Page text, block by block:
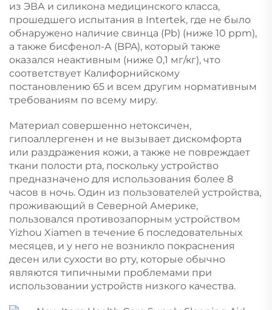
из ЭВА и силикона медицинского класса,
прошедшего испытания в Intertek, где не было
обнаружено наличие свинца (Pb) (ниже 10 ppm),
а также бисфенол-А (BPA), который также
оказался неактивным (ниже 0,1 мг/кг), что
соответствует Калифорнийскому
постановлению 65 и всем другим нормативным
требованиям по всему миру.
Материал совершенно нетоксичен,
гипоаллергенен и не вызывает дискомфорта
или раздражения кожи, а также не повреждает
ткани полости рта, поскольку устройство
предназначено для использования более 8
часов в ночь. Один из пользователей устройства,
проживающий в Северной Америке,
пользовался противозапорным устройством
Yizhou Xiamen в течение 6 последовательных
месяцев, и у него не возникло покраснения
десен или сухости во рту, которые обычно
являются типичными проблемами при
использовании устройств низкого качества.